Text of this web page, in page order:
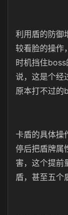
利用盾的防御
较看脸的操作
时机挡住
说，这是个经
原本打不过的
卡盾的具体操
停后把盾牌属
害，这个提前
盾，甚至五个